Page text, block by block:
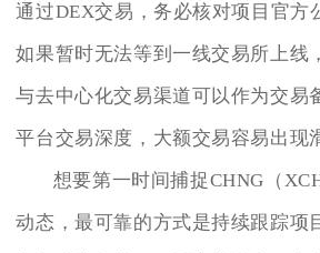
通过DEX交易，务必核对项目官方
如果暂时无法等到一线交易所上线
与去中心化交易渠道可以作为交易
平台交易深度，大额交易容易出现
想要第一时间捕捉CHNG（
动态，最可靠的方式是持续跟踪项